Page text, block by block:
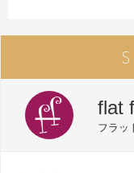
flat
フラッ